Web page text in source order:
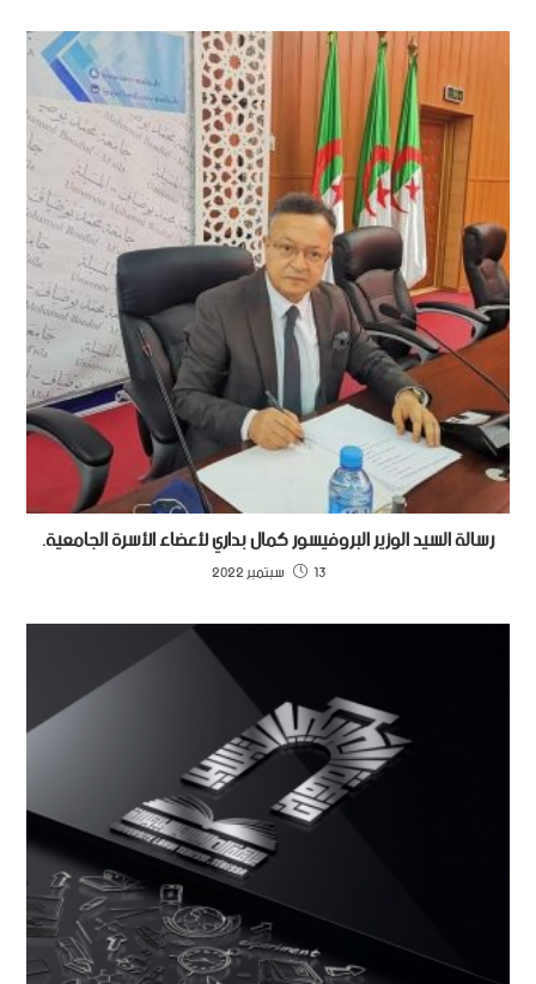
رسالة السيد الوزير البروفيسور كمال بداري لأعضاء الأسرة الجامعية.
13 سبتمبر 2022